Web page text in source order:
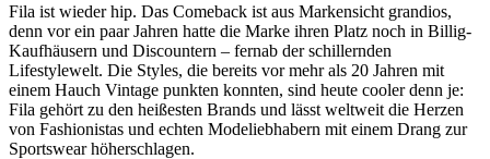
Fila ist wieder hip. Das Comeback ist aus Markensicht grandios,
denn vor ein paar Jahren hatte die Marke ihren Platz noch in Billig-
Kaufhäusern und Discountern – fernab der schillernden
Lifestylewelt. Die Styles, die bereits vor mehr als 20 Jahren mit
einem Hauch Vintage punkten konnten, sind heute cooler denn je:
Fila gehört zu den heißesten Brands und lässt weltweit die Herzen
von Fashionistas und echten Modeliebhabern mit einem Drang zur
Sportswear höherschlagen.